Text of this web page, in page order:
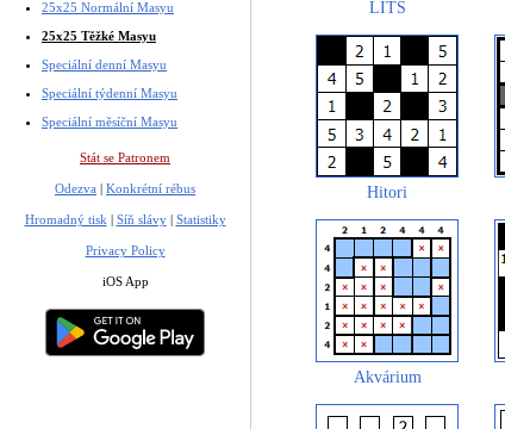
25x25 Normální Masyu
25x25 Těžké Masyu
Speciální denní Masyu
Speciální týdenní Masyu
Speciální měsíční Masyu
Stát se Patronem
Odezva | Konkrétní rébus
Hromadný tisk | Síň slávy| Statistiky
Privacy Policy
iOS App
LITS
Hitori
Akvárium